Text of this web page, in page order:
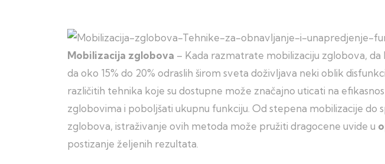
Mobilizacija zglobova – Kada razmatrate mobilizaciju zglobova, da
da oko 15% do 20% odraslih širom sveta doživljava neki oblik
različitih tehnika koje su dostupne može značajno uticati na
zglobovima i poboljšati ukupnu funkciju. Od stepena mobilizacije do
zglobova, istraživanje ovih metoda može pružiti dragocene uvide u
postizanje željenih rezultata.